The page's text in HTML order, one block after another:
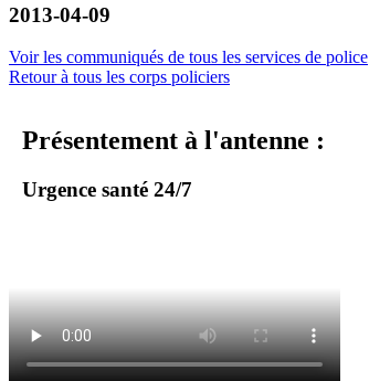
2013-04-09
Voir les communiqués de tous les services de police
Retour à tous les corps policiers
Présentement à l'antenne :
Urgence santé 24/7